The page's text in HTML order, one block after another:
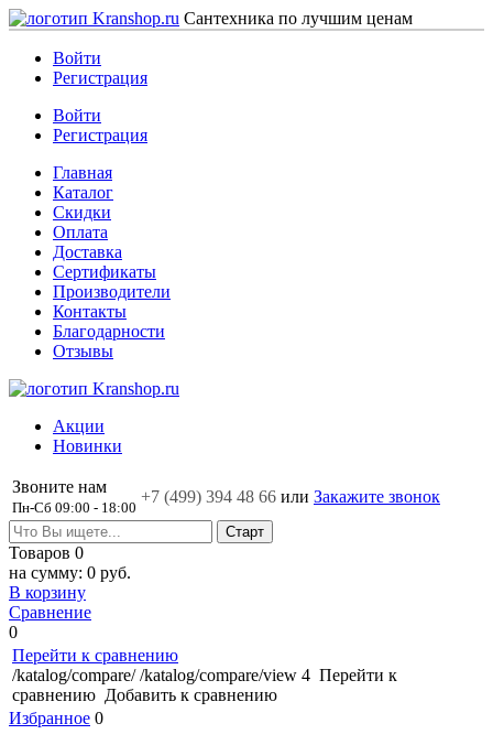
Сантехника по лучшим ценам
Войти
Регистрация
Войти
Регистрация
Главная
Каталог
Скидки
Оплата
Доставка
Сертификаты
Производители
Контакты
Благодарности
Отзывы
Акции
Новинки
Звоните нам
Пн-Сб 09:00 - 18:00
+7 (499) 394 48 66 или Закажите звонок
Товаров 0
на сумму: 0 руб.
В корзину
Сравнение
0
Перейти к сравнению
/katalog/compare/ /katalog/compare/view 4 Перейти к
сравнению Добавить к сравнению
Избранное 0